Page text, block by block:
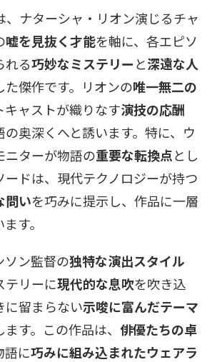
、ナターシャ・リオン演じるチャ
嘘を見抜く才能を軸に、各エピソ
れる巧妙なミステリーと深遠な人
た傑作です。リオンの唯一無二の
キャストが織りなす演技の応酬
奥深くへと誘います。特に、ウ
ニターが物語の重要な転換点とし
ードは、現代テクノロジーが持つ
問いを巧みに提示し、作品に一層
す。
ソン監督の独特な演出スタイル
テリーに現代的な息吹を吹き込
に留まらない示唆に富んだテーマ
す。この作品は、 俳優たちの卓
語に巧みに組み込まれたウェアラ